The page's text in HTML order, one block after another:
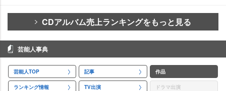
CDアルバム売上ランキングをもっと見る
芸能人事典
芸能人TOP 記事 作品
ランキング情報 TV出演 ドラマ出演